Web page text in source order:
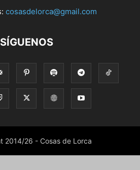
cosasdelorca@gmail.com
SÍGUENOS
2014/26 - Cosas de Lorca